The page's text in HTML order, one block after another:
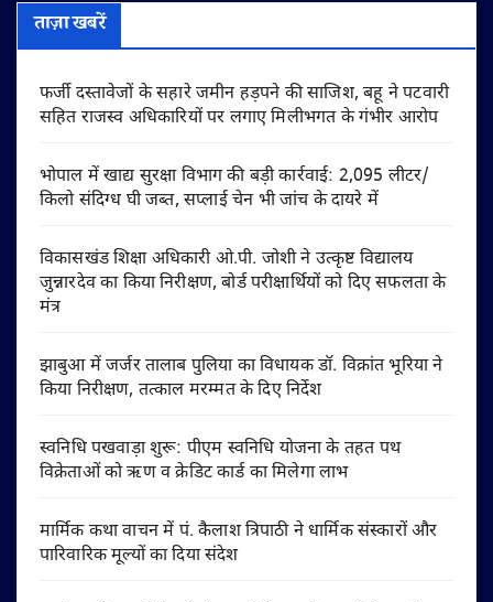
ताज़ा खबरें
फर्जी दस्तावेजों के सहारे जमीन हड़पने की साजिश, बहू ने पटवारी
सहित राजस्व अधिकारियों पर लगाए मिलीभगत के गंभीर आरोप
भोपाल में खाद्य सुरक्षा विभाग की बड़ी कार्रवाई: 2,095 लीटर/
किलो संदिग्ध घी जब्त, सप्लाई चेन भी जांच के दायरे में
विकासखंड शिक्षा अधिकारी ओ.पी. जोशी ने उत्कृष्ट विद्यालय
जुन्नारदेव का किया निरीक्षण, बोर्ड परीक्षार्थियों को दिए सफलता के
मंत्र
झाबुआ में जर्जर तालाब पुलिया का विधायक डॉ. विक्रांत भूरिया ने
किया निरीक्षण, तत्काल मरम्मत के दिए निर्देश
स्वनिधि पखवाड़ा शुरू: पीएम स्वनिधि योजना के तहत पथ
विक्रेताओं को ऋण व क्रेडिट कार्ड का मिलेगा लाभ
मार्मिक कथा वाचन में पं. कैलाश त्रिपाठी ने धार्मिक संस्कारों और
पारिवारिक मूल्यों का दिया संदेश